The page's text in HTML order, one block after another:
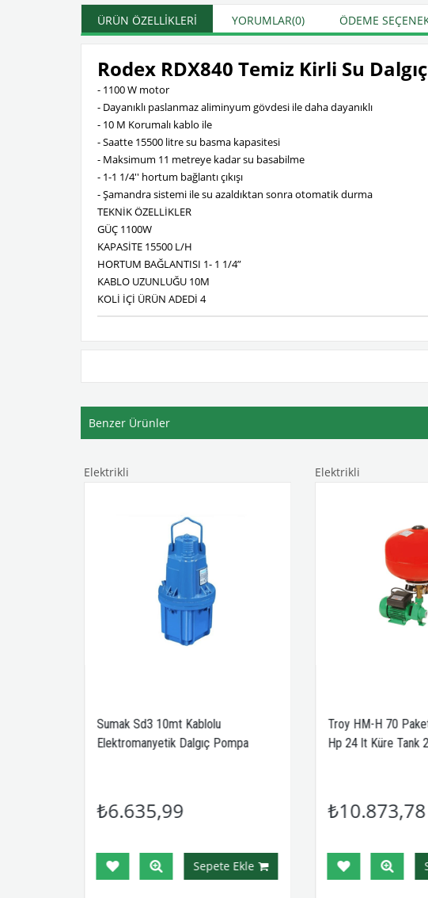
ÜRÜN ÖZELLIKLERI YORUMLAR(0) ÖDEME
Rodex RDX840 Temiz Kirli Su
- 1100 W motor
- Dayanıklı paslanmaz aliminyum gövdesi ile daha dayanıklı
- 10 M Korumalı kablo ile
- Saatte 15500 litre su basma kapasitesi
- Maksimum 11 metreye kadar su basabilme
- 1-1 1/4'' hortum bağlantı çıkışı
- Şamandra sistemi ile su azaldıktan sonra otomatik durma
TEKNİK ÖZELLİKLER
GÜÇ 1100W
KAPASİTE 15500 L/H
HORTUM BAĞLANTISI 1- 1 1/4”
KABLO UZUNLUĞU 10M
KOLİ İÇİ ÜRÜN ADEDİ 4
Benzer Ürünler
Elektrikli
Sumak Sd3 10mt Kablolu
Elektromanyetik Dalgıç Pompa
₺6.635,99
Sepete Ekle
Elektrikli
Troy HM-H 70
Hp 24 lt Küre Tank
₺10.873,78